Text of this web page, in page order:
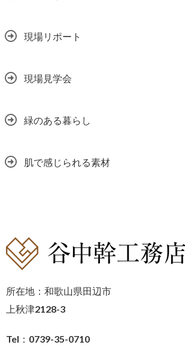
現場リポート
現場見学会
緑のある暮らし
肌で感じられる素材
所在地：和歌山県田辺市
上秋津2128-3
Tel：0739-35-0710